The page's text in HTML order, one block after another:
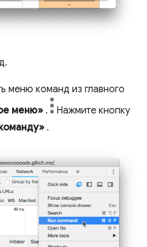
меню команд из главного
меню» .
Нажмите кнопку
.